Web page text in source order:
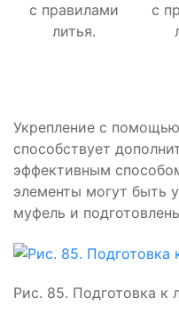
с правилами
литья.
с
Укрепление с
способствует
эффективным
элементы могут быть
муфель и
Рис. 85. Подготовка к